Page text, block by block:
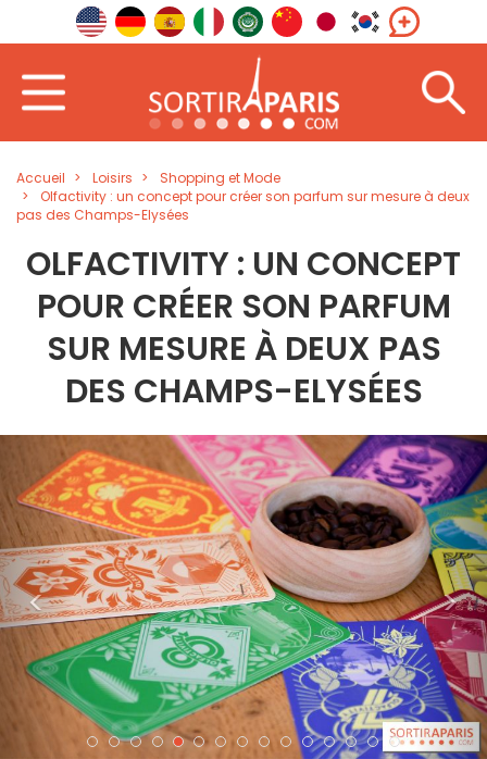
Accueil Loisirs
Shopping et Mode
Olfactivity : un concept pour créer son parfum sur mesure à deux
pas des Champs-Elysées
OLFACTIVITY : UN CONCEPT
POUR CRÉER SON PARFUM
SUR MESURE À DEUX PAS
DES CHAMPS-ELYSÉES
< >